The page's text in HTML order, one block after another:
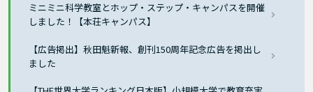
ミニミニ科学教室とホップ・ステップ・キャンパスを開催
しました！【本荘キャンパス】
【広告掲出】秋田魁新報、創刊150周年記念広告を掲出し
ました